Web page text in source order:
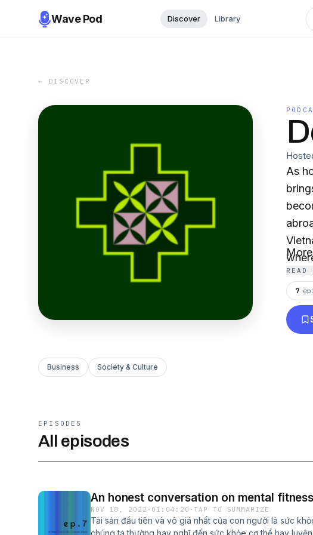
Wave Pod Discover Library
← DISCOVER
As
READ
7
Business Society & Culture
EPISODES
All episodes
An honest conversation on mental fitness
NOV 18, 2022 · 01:04:20 ·TAP TO SUMMARIZE
Tài sản đầu tiên và vô giá nhất của con người là sức
chúng ta thường hay nghĩ đến sức khỏe cơ thể hay